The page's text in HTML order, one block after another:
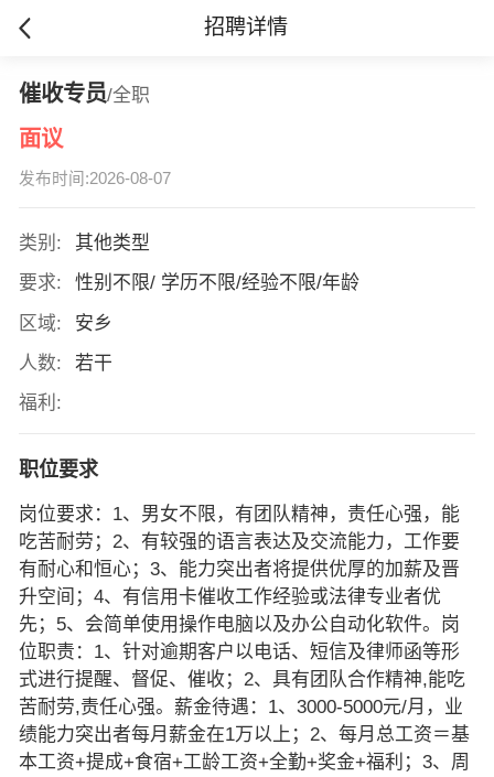
招聘详情
催收专员/全职
面议
发布时间:2026-08-07
类别:
其他类型
要求:
性别不限/ 学历不限/经验不限/年龄
区域:
安乡
人数:
若干
福利:
职位要求
岗位要求：1、男女不限，有团队精神，责任心强，能
吃苦耐劳；2、有较强的语言表达及交流能力，工作要
有耐心和恒心；3、能力突出者将提供优厚的加薪及晋
升空间；4、有信用卡催收工作经验或法律专业者优
先；5、会简单使用操作电脑以及办公自动化软件。岗
位职责：1、针对逾期客户以电话、短信及律师函等形
式进行提醒、督促、催收；2、具有团队合作精神,能吃
苦耐劳,责任心强。薪金待遇：1、3000-5000元/月，业
绩能力突出者每月薪金在1万以上；2、每月总工资＝基
本工资+提成+食宿+工龄工资+全勤+奖金+福利；3、周